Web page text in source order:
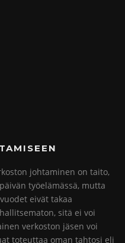
johtaminen on taito,
työelämässä, mutta
eivät takaa
sitä ei voi
verkoston jäsen voi
toteuttaa oman tahtosi eli